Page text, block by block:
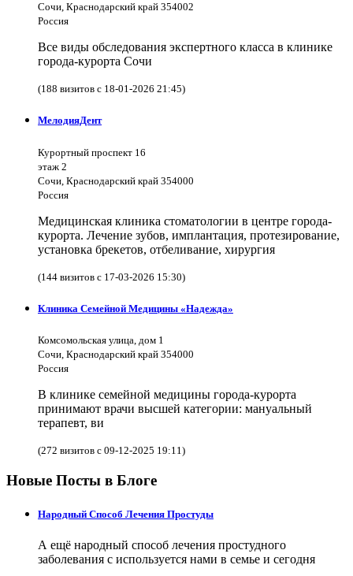
Сочи, Краснодарский край 354002
Россия
Все виды обследования экспертного класса в клинике
города-курорта Сочи
(188 визитов с 18-01-2026 21:45)
МелодияДент
Курортный проспект 16
этаж 2
Сочи, Краснодарский край 354000
Россия
Медицинская клиника стоматологии в центре города-
курорта. Лечение зубов, имплантация, протезирование,
установка брекетов, отбеливание, хирургия
(144 визитов с 17-03-2026 15:30)
Клиника Семейной Медицины «Надежда»
Комсомольская улица, дом 1
Сочи, Краснодарский край 354000
Россия
В клинике семейной медицины города-курорта
принимают врачи высшей категории: мануальный
терапевт, ви
(272 визитов с 09-12-2025 19:11)
Новые Посты в Блоге
Народный Способ Лечения Простуды
А ещё народный способ лечения простудного
заболевания с используется нами в семье и сегодня